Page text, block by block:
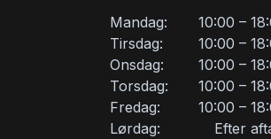
højdejusterbare forsæder
højdejusterbart førersæde
Mandag:
10:00 –
Tirsdag:
10:00 –
Onsdag:
10:00 –
Torsdag:
10:00 –
Fredag:
10:00 –
Lørdag:
Efter